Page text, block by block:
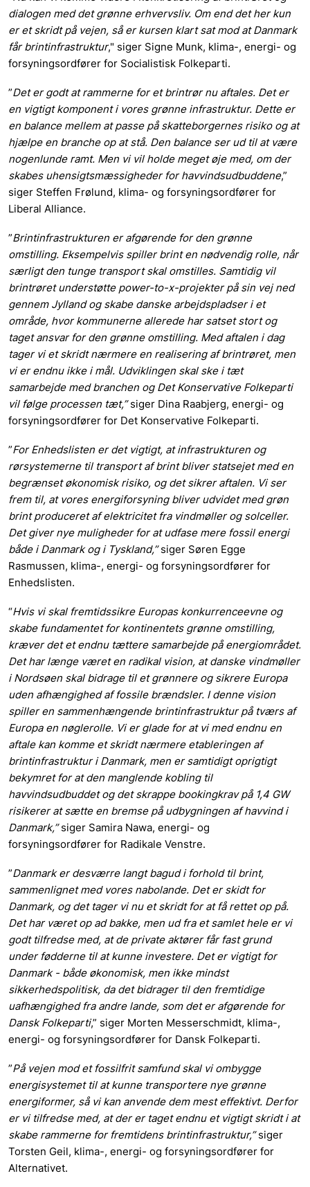
dialogen med det grønne erhvervsliv. Om end det her kun
er et skridt på vejen, så er kursen klart sat mod at Danmark
får brintinfrastruktur," siger Signe Munk, klima-, energi- og
forsyningsordfører for Socialistisk Folkeparti.
”Det er godt at rammerne for et brintrør nu aftales. Det er
en vigtigt komponent i vores grønne infrastruktur. Dette er
en balance mellem at passe på skatteborgernes risiko og at
hjælpe en branche op at stå. Den balance ser ud til at være
nogenlunde ramt. Men vi vil holde meget øje med, om der
skabes uhensigtsmæssigheder for havvindsudbuddene,”
siger Steffen Frølund, klima- og forsyningsordfører for
Liberal Alliance.
”Brintinfrastrukturen er afgørende for den grønne
omstilling. Eksempelvis spiller brint en nødvendig rolle, når
særligt den tunge transport skal omstilles. Samtidig vil
brintrøret understøtte power-to-x-projekter på sin vej ned
gennem Jylland og skabe danske arbejdspladser i et
område, hvor kommunerne allerede har satset stort og
taget ansvar for den grønne omstilling. Med aftalen i dag
tager vi et skridt nærmere en realisering af brintrøret, men
vi er endnu ikke i mål. Udviklingen skal ske i tæt
samarbejde med branchen og Det Konservative Folkeparti
vil følge processen tæt,”siger Dina Raabjerg, energi- og
forsyningsordfører for Det Konservative Folkeparti.
”For Enhedslisten er det vigtigt, at infrastrukturen og
rørsystemerne til transport af brint bliver statsejet med en
begrænset økonomisk risiko, og det sikrer aftalen. Vi ser
frem til, at vores energiforsyning bliver udvidet med grøn
brint produceret af elektricitet fra vindmøller og solceller.
Det giver nye muligheder for at udfase mere fossil energi
både i Danmark og i Tyskland,”siger Søren Egge
Rasmussen, klima-, energi- og forsyningsordfører for
Enhedslisten.
“Hvis vi skal fremtidssikre Europas konkurrenceevne og
skabe fundamentet for kontinentets grønne omstilling,
kræver det et endnu tættere samarbejde på energiområdet.
Det har længe været en radikal vision, at danske vindmøller
i Nordsøen skal bidrage til et grønnere og sikrere Europa
uden afhængighed af fossile brændsler. I denne vision
spiller en sammenhængende brintinfrastruktur på tværs af
Europa en nøglerolle. Vi er glade for at vi med endnu en
aftale kan komme et skridt nærmere etableringen af
brintinfrastruktur i Danmark, men er samtidigt oprigtigt
bekymret for at den manglende kobling til
havvindsudbuddet og det skrappe bookingkrav på 1,4 GW
risikerer at sætte en bremse på udbygningen af havvind i
Danmark,”siger Samira Nawa, energi- og
forsyningsordfører for Radikale Venstre.
”Danmark er desværre langt bagud i forhold til brint,
sammenlignet med vores nabolande. Det er skidt for
Danmark, og det tager vi nu et skridt for at få rettet op på.
Det har været op ad bakke, men ud fra et samlet hele er vi
godt tilfredse med, at de private aktører får fast grund
under fødderne til at kunne investere. Det er vigtigt for
Danmark - både økonomisk, men ikke mindst
sikkerhedspolitisk, da det bidrager til den fremtidige
uafhængighed fra andre lande, som det er afgørende for
Dansk Folkeparti,” siger Morten Messerschmidt, klima-,
energi- og forsyningsordfører for Dansk Folkeparti.
”På vejen mod et fossilfrit samfund skal vi ombygge
energisystemet til at kunne transportere nye grønne
energiformer, så vi kan anvende dem mest effektivt. Derfor
er vi tilfredse med, at der er taget endnu et vigtigt skridt i at
skabe rammerne for fremtidens brintinfrastruktur,”siger
Torsten Geil, klima-, energi- og forsyningsordfører for
Alternativet.